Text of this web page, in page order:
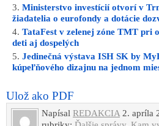
Ministerstvo investícií otvorí v
žiadatelia o eurofondy a dotácie
TataFest v zelenej zóne TMT pri
deti aj dospelých
Jedinečná výstava ISH SK by
kúpeľňového dizajnu na jednom
Ulož ako PDF
Napísal REDAKCIA2. apríla